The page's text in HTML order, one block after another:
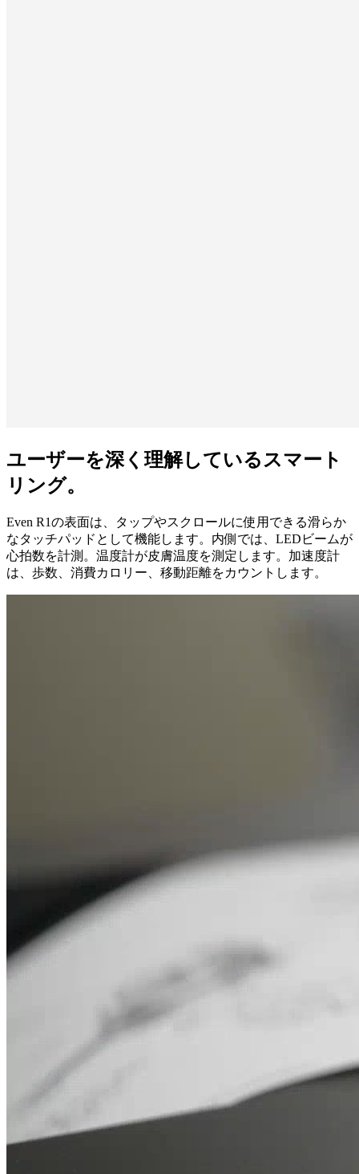
ユーザーを深く理解しているスマート
リング。
Even R1の表面は、タップやスクロールに使用できる滑らか
なタッチパッドとして機能します。内側では、LEDビームが
心拍数を計測。温度計が皮膚温度を測定します。加速度計
は、歩数、消費カロリー、移動距離をカウントします。